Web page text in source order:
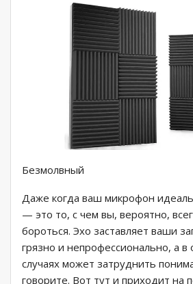
Безмолвный
Даже когда ваш микрофон
— это то, с чем вы, вероятно,
бороться. Эхо заставляет ваши
грязно и непрофессионально, а
случаях может затруднить
говорите. Вот тут и приходит на